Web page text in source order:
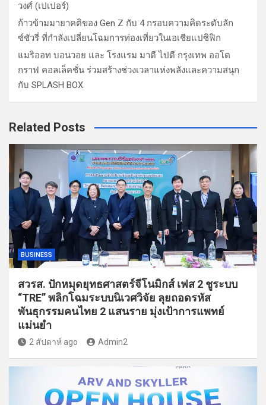
วงศ์ (เปเปอร์)
ก้าวข้ามมายาคติของ Gen Z กับ 4 กรอบความคิดระดับลัก
ซ์ชัวรี่ ที่กำลังเปลี่ยนโฉมการท่องเที่ยวในเอเชียแปซิฟิก
แมริออท บอนวอย และ โรงแรม มาดี ไปดี กรุงเทพ ออโต
กราฟ คอลเล็คชั่น ร่วมสร้างช่วงเวลาแห่งพลังและความสนุก
กับ SPLASH BOX
Related Posts
BUSINESS
สวรส. ปักหมุดยุทธศาสตร์จีโนมิกส์ เฟส 2 ชูระบบ
“TRE” พลิกโฉมระบบนิเวศวิจัย ลุยถอดรหัส
พันธุกรรมคนไทย 2 แสนราย มุ่งเป้าการแพทย์
แม่นยำ
2 สัปดาห์ ago Admin2